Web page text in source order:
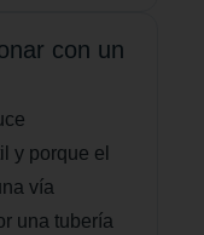
con un
y porque el
vía
una tubería